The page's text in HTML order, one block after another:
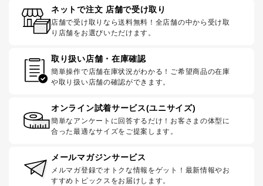
ネットで注文 店舗で受け取り
店舗で受け取りなら送料無料！全店舗の中から受け取
り店舗をお選びいただけます。
取り扱い店舗・在庫確認
簡単操作で店舗在庫状況がわかる！ご希望商品の在庫
や取り扱い店舗の確認ができます。
オンライン試着サービス(ユニサイズ)
簡単なアンケートに回答するだけ！お客さまの体型に
合った最適なサイズをご提案します。
メールマガジンサービス
メルマガ登録でオトクな情報をゲット！最新情報やお
すすめトピックスをお届けします。